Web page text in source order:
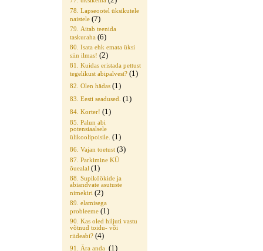
78. Lapseootel üksikutele
naistele (7)
79. Aitab teenida
taskuraha (6)
80. Isata ehk emata üksi
siin ilmas! (2)
81. Kuidas eristada pettust
tegelikust abipalvest? (1)
82. Olen hädas (1)
83. Eesti seadused. (1)
84. Korter! (1)
85. Palun abi
potensiaalsele
ülikoolipoisile. (1)
86. Vajan toetust (3)
87. Parkimine KÜ
õuealal (1)
88. Supiköökide ja
abiandvate asutuste
nimekiri (2)
89. elamisega
probleeme (1)
90. Kas oled hiljuti vastu
võtnud toidu- või
riideabi? (4)
91. Ära anda (1)